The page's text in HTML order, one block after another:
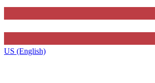
US (English)